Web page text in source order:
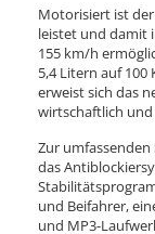
Motorisiert ist der
leistet und damit
155 km/h
5,4 Litern auf 100
erweist sich das
wirtschaftlich
Zur
das
und Beifahrer,
und MP3-